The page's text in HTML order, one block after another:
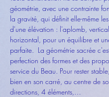
géométrie, avec une contrainte
la gravité, qui définit elle-même
d'une élévation : l'aplomb,
horizontal, pour un équilibre et
parfaite.  La géométrie sacrée
perfection des formes et des
service du Beau. Pour rester
bien en son carré, au centre de
directions, 4 éléments,…